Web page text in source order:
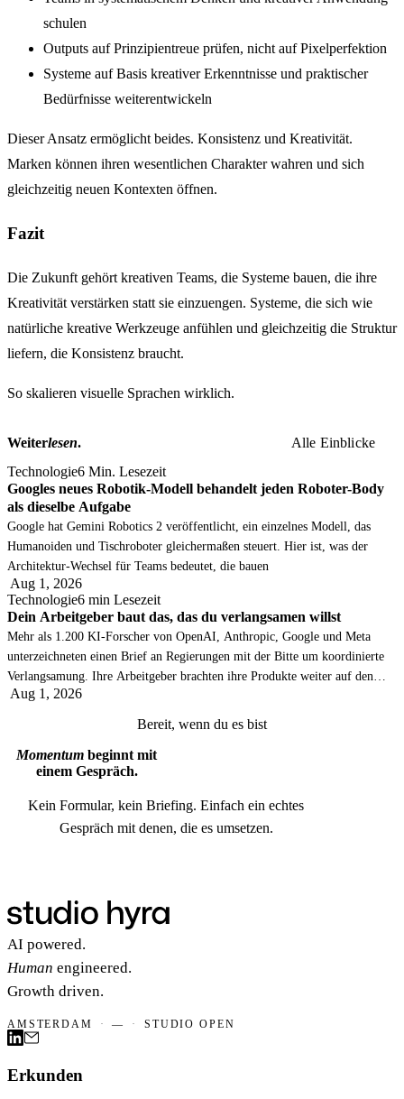
schulen
Outputs auf Prinzipientreue prüfen, nicht auf Pixelperfektion
Systeme auf Basis kreativer Erkenntnisse und praktischer
Bedürfnisse weiterentwickeln
Dieser Ansatz ermöglicht beides. Konsistenz und Kreativität.
Marken können ihren wesentlichen Charakter wahren und sich
gleichzeitig neuen Kontexten öffnen.
Fazit
Die Zukunft gehört kreativen Teams, die Systeme bauen, die ihre
Kreativität verstärken statt sie einzuengen. Systeme, die sich wie
natürliche kreative Werkzeuge anfühlen und gleichzeitig die Struktur
liefern, die Konsistenz braucht.
So skalieren visuelle Sprachen wirklich.
Weiterlesen.
Alle Einblicke
Technologie6 Min. Lesezeit
Googles neues Robotik-Modell behandelt jeden Roboter-Body
als dieselbe Aufgabe
Google hat Gemini Robotics 2 veröffentlicht, ein einzelnes Modell, das
Humanoiden und Tischroboter gleichermaßen steuert. Hier ist, was der
Architektur-Wechsel für Teams bedeutet, die bauen
Aug 1, 2026
Technologie6 min Lesezeit
Dein Arbeitgeber baut das, das du verlangsamen willst
Mehr als 1.200 KI-Forscher von OpenAI, Anthropic, Google und Meta
unterzeichneten einen Brief an Regierungen mit der Bitte um koordinierte
Verlangsamung. Ihre Arbeitgeber brachten ihre Produkte weiter auf den
Markt.
Aug 1, 2026
Bereit, wenn du es bist
Momentum beginnt mit
einem Gespräch.
Kein Formular, kein Briefing. Einfach ein echtes
Gespräch mit denen, die es umsetzen.
AI powered.
Human engineered.
Growth driven.
AMSTERDAM · — · STUDIO OPEN
Erkunden